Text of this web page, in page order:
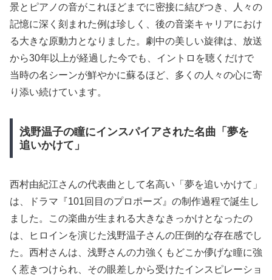
景とピアノの音がこれほどまでに密接に結びつき、人々の
記憶に深く刻まれた例は珍しく、後の音楽キャリアにおけ
る大きな原動力となりました。劇中の美しい旋律は、放送
から30年以上が経過した今でも、イントロを聴くだけで
当時の名シーンが鮮やかに蘇るほど、多くの人々の心に寄
り添い続けています。
浅野温子の瞳にインスパイアされた名曲「夢を
追いかけて」
西村由紀江さんの代表曲として名高い「夢を追いかけて」
は、ドラマ『101回目のプロポーズ』の制作過程で誕生し
ました。この楽曲が生まれる大きなきっかけとなったの
は、ヒロインを演じた浅野温子さんの圧倒的な存在感でし
た。西村さんは、浅野さんの力強くもどこか儚げな瞳に強
く惹きつけられ、その眼差しから受けたインスピレーショ